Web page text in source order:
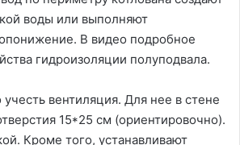
воды или выполняют
В видео подробное
гидроизоляции полуподвала.
вентиляция. Для нее в стене
15*25 см (ориентировочно).
Кроме того, устанавливают